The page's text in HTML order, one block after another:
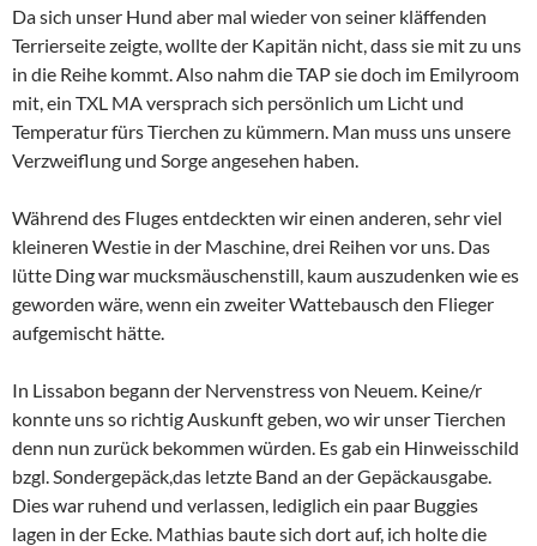
Da sich unser Hund aber mal wieder von seiner kläffenden
Terrierseite zeigte, wollte der Kapitän nicht, dass sie mit zu uns
in die Reihe kommt. Also nahm die TAP sie doch im Emilyroom
mit, ein TXL MA versprach sich persönlich um Licht und
Temperatur fürs Tierchen zu kümmern. Man muss uns unsere
Verzweiflung und Sorge angesehen haben.
Während des Fluges entdeckten wir einen anderen, sehr viel
kleineren Westie in der Maschine, drei Reihen vor uns. Das
lütte Ding war mucksmäuschenstill, kaum auszudenken wie es
geworden wäre, wenn ein zweiter Wattebausch den Flieger
aufgemischt hätte.
In Lissabon begann der Nervenstress von Neuem. Keine/r
konnte uns so richtig Auskunft geben, wo wir unser Tierchen
denn nun zurück bekommen würden. Es gab ein Hinweisschild
bzgl. Sondergepäck,das letzte Band an der Gepäckausgabe.
Dies war ruhend und verlassen, lediglich ein paar Buggies
lagen in der Ecke. Mathias baute sich dort auf, ich holte die